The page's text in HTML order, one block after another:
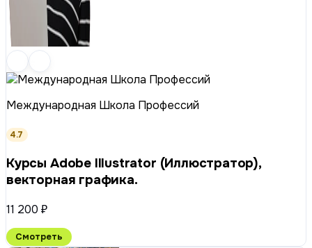
Международная Школа Профессий
4.7
Курсы Adobe Illustrator (Иллюстратор),
векторная графика.
11 200 ₽
Смотреть